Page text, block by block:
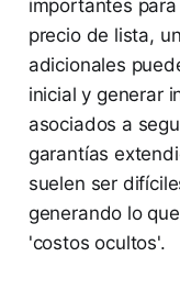
importantes
precio de lista,
adicionales
inicial y generar
asociados a
garantías
suelen ser
generando lo
'costos ocultos'.